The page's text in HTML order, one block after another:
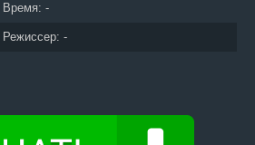
Время: -
Режиссер: -